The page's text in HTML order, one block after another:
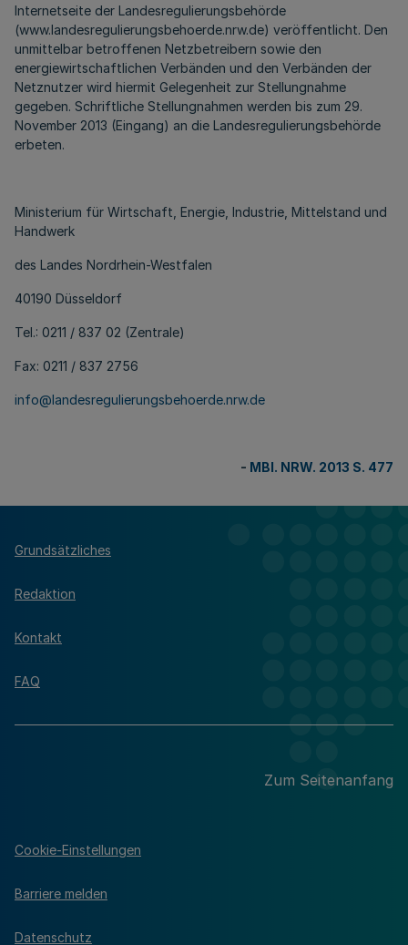
Internetseite der Landesregulierungsbehörde
(www.landesregulierungsbehoerde.nrw.de) veröffentlicht. Den
unmittelbar betroffenen Netzbetreibern sowie den
energiewirtschaftlichen Verbänden und den Verbänden der
Netznutzer wird hiermit Gelegenheit zur Stellungnahme
gegeben. Schriftliche Stellungnahmen werden bis zum 29.
November 2013 (Eingang) an die Landesregulierungsbehörde
erbeten.
Ministerium für Wirtschaft, Energie, Industrie, Mittelstand und
Handwerk
des Landes Nordrhein-Westfalen
40190 Düsseldorf
Tel.: 0211 / 837 02 (Zentrale)
Fax: 0211 / 837 2756
info@landesregulierungsbehoerde.nrw.de
- MBl. NRW. 2013 S. 477
Grundsätzliches
Redaktion
Kontakt
FAQ
Zum Seitenanfang
Cookie-Einstellungen
Barriere melden
Datenschutz